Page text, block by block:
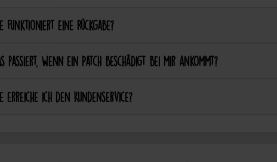
funktioniert eine Rückgabe?
passiert, wenn ein Patch beschädigt bei mir ankommt?
erreiche ich den Kundenservice?